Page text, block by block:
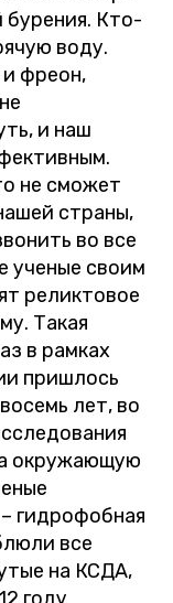
бурения. Кто-
воду.
и фреон,
и наш
не сможет
страны,
во все
ученые своим
реликтовое
Такая
в рамках
пришлось
лет, во
окружающую
гидрофобная
все
на КСДА,
году